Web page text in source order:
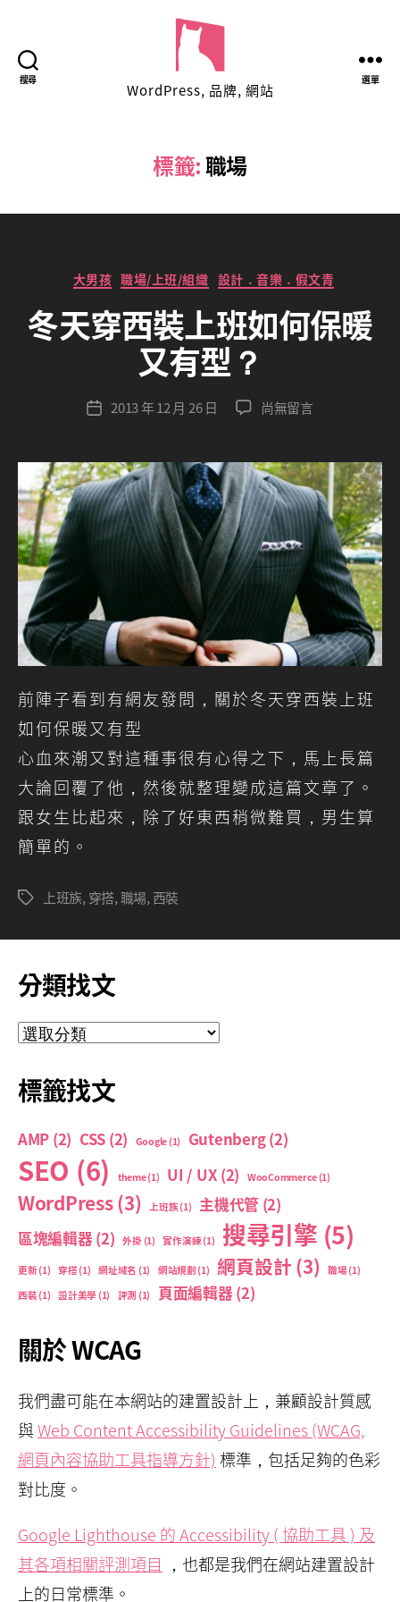
搜尋
表
面
品
牌
路
室
WordPress, 品牌, 網站
選單
標籤:職場
分
類
大男孩 職場/上班/組織 設計．音樂．假文青
冬天穿西裝上班如何保暖
文
章
者
作
者
G
re
文
佈
日
期
2013 年 12 月 26 日
在
穿
西
裝
上
班
如
何
又
有
中
尚無留言
前陣子看到有網友發問，關於冬天穿西裝上班
如何保暖又有型
心血來潮又對這種事很有心得之下，馬上長篇
大論回覆了他，然後就整理變成這篇文章了。
跟女生比起來，除了好東西稍微難買，男生算
簡單的。
標
上班族,穿搭,職場,西裝
分類找文
分
找
文
標籤找文
AMP (2) CSS (2) Google (1) Gutenberg(2)
SEO (6) theme(1) UI / UX (2) WooCommerce(1)
WordPress(3) 上班族(1) 主機代管 (2)
區塊編輯器 (2) 外掛(1) 實作演練 (1) 搜尋引擎 (5)
更新(1) 穿搭(1) 網址域名 (1) 網站規劃 (1) 網頁設計(3) 職場(1)
西裝(1) 設計美學 (1) 評測 (1) 頁面編輯器 (2)
關於 WCAG
我們盡可能在本網站的建置設計上，兼顧設計質感
與Web Content Accessibility Guidelines (WCAG,
網頁內容協助工具指導方針) 標準，包括足夠的色彩
對比度。
Google Lighthouse 的 Accessibility ( 協助工具 ) 及
其各項相關評測項目 ，也都是我們在網站建置設計
上的日常標準。